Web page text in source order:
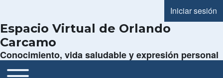
Menú de
Iniciar sesión
Espacio Virtual de Orlando
Carcamo
Conocimiento, vida saludable y expresión personal
Navegación principal
Toggle main menu